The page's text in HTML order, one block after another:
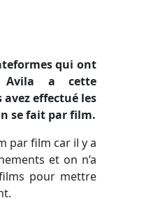
qui ont
a cette
effectué les
se fait par film.
par film car il y a
et on n’a
pour mettre